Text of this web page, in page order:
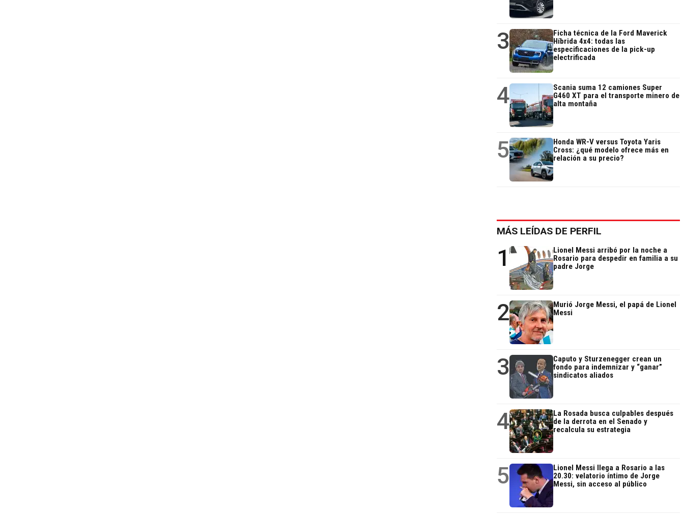
3
Ficha técnica de la Ford Maverick
Híbrida 4x4: todas las
especificaciones de la pick-up
electrificada
4
Scania suma 12 camiones Super
G460 XT para el transporte minero de
alta montaña
5
Honda WR-V versus Toyota Yaris
Cross: ¿qué modelo ofrece más en
relación a su precio?
MÁS LEÍDAS DE PERFIL
1
Lionel Messi arribó por la noche a
Rosario para despedir en familia a su
padre Jorge
2
Murió Jorge Messi, el papá de Lionel
Messi
3
Caputo y Sturzenegger crean un
fondo para indemnizar y “ganar”
sindicatos aliados
4
La Rosada busca culpables después
de la derrota en el Senado y
recalcula su estrategia
5
Lionel Messi llega a Rosario a las
20.30: velatorio íntimo de Jorge
Messi, sin acceso al público